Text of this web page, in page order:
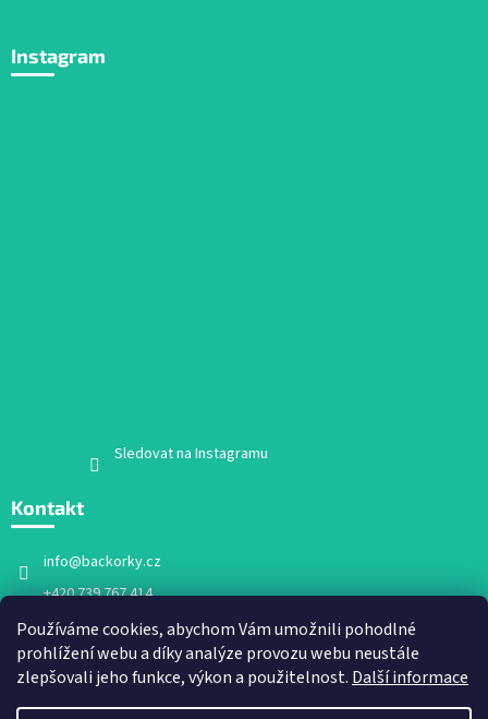
Používáme cookies, abychom Vám umožnili pohodlné
prohlížení webu a díky analýze provozu webu neustále
zlepšovali jeho funkce, výkon a použitelnost. Další informace
Instagram
Sledovat na Instagramu
Kontakt
info@backorky.cz
+420 739 767 414
Facebook
backorky.cz